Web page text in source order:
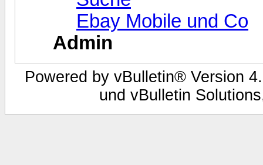
Ebay Mobile und Co
Admin
Powered by vBulletin® Version
und vBulletin